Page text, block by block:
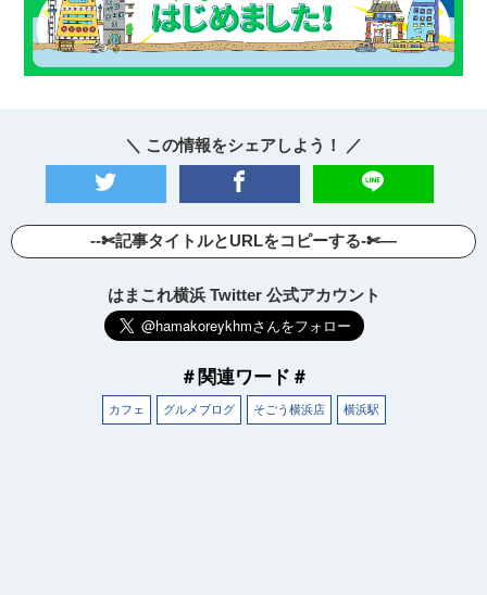
＼ この情報をシェアしよう！ ／
--✄記事タイトルとURLをコピーする-✄—
はまこれ横浜 Twitter 公式アカウント
＃関連ワード＃
カフェ グルメブログ そごう横浜店 横浜駅